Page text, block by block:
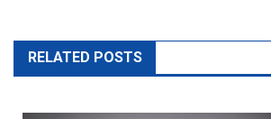
RELATED POSTS